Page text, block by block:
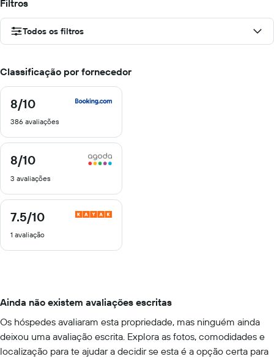
Filtros
Todos os filtros
Classificação por fornecedor
8/10
8
de
10
386 avaliações
8/10
8
de
10
3 avaliações
7.5/10
7.5
10
1 avaliação
Ainda não existem avaliações escritas
Os hóspedes avaliaram esta propriedade, mas ninguém ainda
deixou uma avaliação escrita. Explora as fotos, comodidades e
localização para te ajudar a decidir se esta é a opção certa para